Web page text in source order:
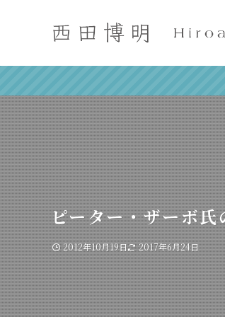
ピーター・ザーボ
2012年10月19日 2017年6月24日